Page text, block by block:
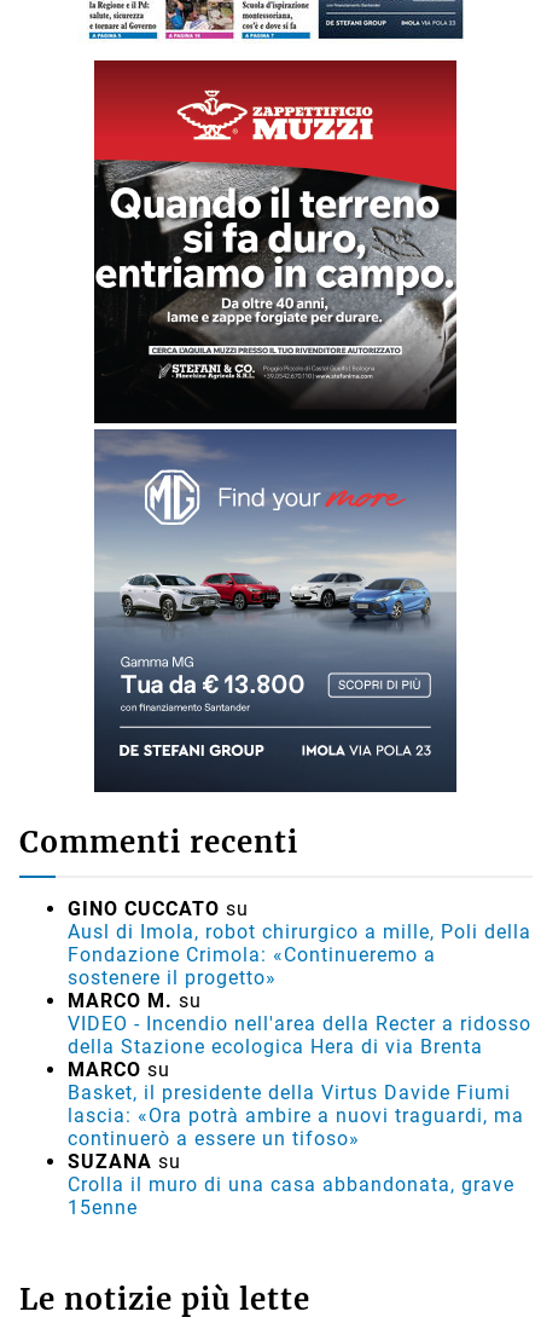
Commenti recenti
GINO CUCCATO su
Ausl di Imola, robot chirurgico a mille, Poli della
Fondazione Crimola: «Continueremo a
sostenere il progetto»
MARCO M. su
VIDEO - Incendio nell'area della Recter a ridosso
della Stazione ecologica Hera di via Brenta
MARCO su
Basket, il presidente della Virtus Davide Fiumi
lascia: «Ora potrà ambire a nuovi traguardi, ma
continuerò a essere un tifoso»
SUZANA su
Crolla il muro di una casa abbandonata, grave
15enne
Le notizie più lette